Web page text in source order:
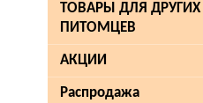
ТОВАРЫ ДЛЯ ДРУГИХ
ПИТОМЦЕВ
АКЦИИ
Распродажа